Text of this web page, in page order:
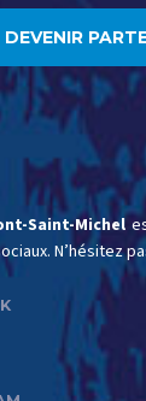
DEVENIR
Saint-Michel
N’hésitez